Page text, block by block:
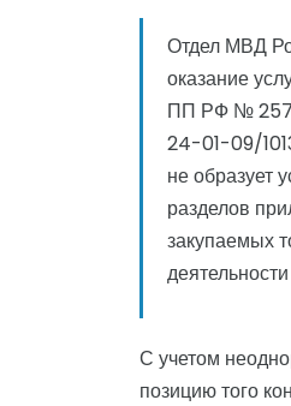
Отдел МВД
оказание
ПП РФ №
24-01-09/
не образует
разделов
закупаемых
С учетом
позицию того